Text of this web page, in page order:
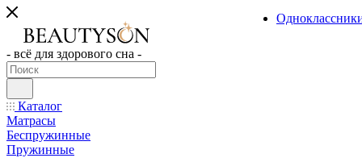
- всё для здорового сна -
Каталог
Матрасы
Беспружинные
Пружинные